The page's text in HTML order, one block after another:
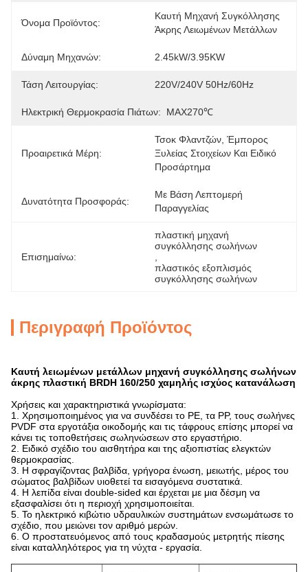
Όνομα Προϊόντος:
Καυτή Μηχανή Συγκόλλησης
Άκρης Λειωμένων Μετάλλων
Δύναμη Μηχανών: 2.45kW/3.95KW
Τάση Λειτουργίας: 220V/240V 50Hz/60Hz
Ηλεκτρική Θερμοκρασία Πιάτων: MAX270℃
Προαιρετικά Μέρη:
Τσοκ Φλαντζών, Έμπορος
Ξυλείας Στοιχείων Και Ειδικό
Προσάρτημα
Δυνατότητα Προσφοράς:
Με Βάση Λεπτομερή
Παραγγελίας
Επισημαίνω:
πλαστική μηχανή
συγκόλλησης σωλήνων
πλαστικός εξοπλισμός
συγκόλλησης σωλήνων
Περιγραφή Προϊόντος
Καυτή λειωμένων μετάλλων μηχανή συγκόλλησης σωλήνων
άκρης πλαστική BRDH 160/250 χαμηλής ισχύος κατανάλωση
Χρήσεις και χαρακτηριστικά γνωρίσματα:
1. Χρησιμοποιημένος για να συνδέσει το PE, τα PP, τους σωλήνες
PVDF στα εργοτάξια οικοδομής και τις τάφρους επίσης μπορεί να
κάνει τις τοποθετήσεις σωληνώσεων στο εργαστήριο.
2. Ειδικό σχέδιο του αισθητήρα και της αξιοπιστίας ελεγκτών
θερμοκρασίας.
3. Η σφραγίζοντας βαλβίδα, γρήγορα ένωση, μειωτής, μέρος του
σώματος βαλβίδων υιοθετεί τα εισαγόμενα συστατικά.
4. Η λεπίδα είναι double-sided και έρχεται με μια δέσμη να
εξασφαλίσει ότι η περιοχή χρησιμοποιείται.
5. Το ηλεκτρικό κιβώτιο υδραυλικών συστημάτων ενσωμάτωσε το
σχέδιο, που μειώνει τον αριθμό μερών.
6. Ο προστατευόμενος από τους κραδασμούς μετρητής πίεσης
είναι καταλληλότερος για τη νύχτα - εργασία.